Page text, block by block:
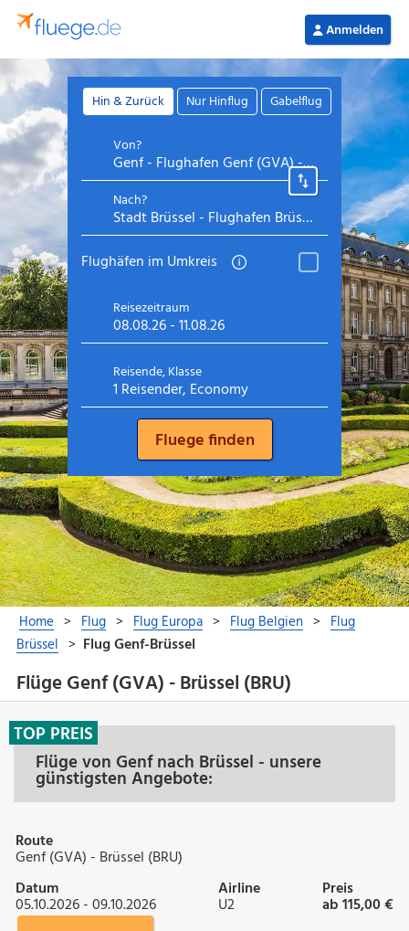
Flüge Genf (GVA) - Brüssel (BRU)
Flüge von Genf nach Brüssel - unsere
günstigsten Angebote:
TOP PREIS
Route
Genf (GVA) - Brüssel (BRU)
Datum
05.10.2026 - 09.10.2026
Airline
U2
Preis
ab 115,00 €